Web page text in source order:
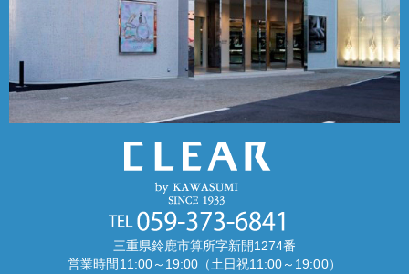
三重県鈴鹿市算所字新開1274番
営業時間11:00～19:00（土日祝11:00～19:00）